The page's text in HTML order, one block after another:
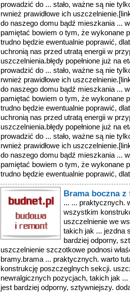
prowadzić do ... stało, ważne są nie
rwnież prawidłowe ich
do naszego domu bądź mieszkania ...
pamiętać bowiem o tym, że wykonane
trudno będzie ewentualnie poprawić,
uchronią nas przed utratą energii w
uszczelnienia.błędy popełnione już na
prowadzić do ... stało, ważne są nie
rwnież prawidłowe ich
do naszego domu bądź mieszkania ...
pamiętać bowiem o tym, że wykonane
trudno będzie ewentualnie poprawić,
uchronią nas przed utratą energii w
uszczelnienia.błędy popełnione już na
prowadzić do ... stało, ważne są nie
rwnież prawidłowe ich
do naszego domu bądź mieszkania ...
pamiętać bowiem o tym, że wykonane
trudno będzie ewentualnie poprawić,
Brama boczna
... ... praktycznych.
wszystkim
uszczelnienie we
takich jak ... jezdna
bardziej odporny,
uszczelnienie szczotkowe podnosi
bramy.brama ... praktycznych. warto
konstrukcję poszczeglnych sekcji.
newralgicznych pozycjach, takich jak
jest bardziej odporny, sztywniejszy.